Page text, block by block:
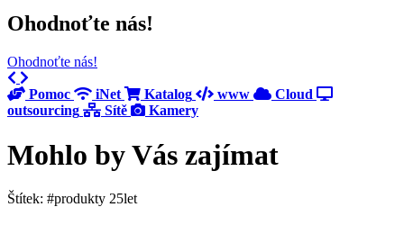
Ohodnoťte nás!
Ohodnoťte nás!
Previous
Pomoc
iNet Katalog www
Cloud
outsourcing
Sítě Kamery
Mohlo by Vás zajímat
Štítek: #produkty 25let